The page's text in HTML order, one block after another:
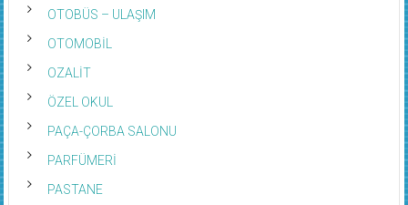
OTOBÜS – ULAŞIM
OTOMOBİL
OZALİT
ÖZEL OKUL
PAÇA-ÇORBA SALONU
PARFÜMERİ
PASTANE